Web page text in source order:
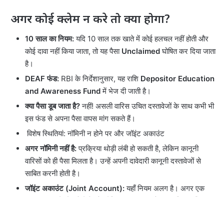
अगर कोई क्लेम न करे तो क्या होगा?
10 साल का नियम:यदि 10 साल तक खाते में कोई हलचल नहीं होती और
कोई दावा नहीं किया जाता, तो यह पैसा Unclaimedघोषित कर दिया जाता
है।
DEAF फंड: RBI के निर्देशानुसार, यह राशि Depositor Education
and Awareness Fundमें भेज दी जाती है।
क्या पैसा डूब जाता है?नहीं! असली वारिस उचित दस्तावेजों के साथ कभी भी
इस फंड से अपना पैसा वापस मांग सकते हैं।
विशेष स्थितियां: नॉमिनी न होने पर और जॉइंट अकाउंट
अगर नॉमिनी नहीं है:प्रक्रिया थोड़ी लंबी हो सकती है, लेकिन कानूनी
वारिसों को ही पैसा मिलता है। उन्हें अपनी दावेदारी कानूनी दस्तावेजों से
साबित करनी होती है।
जॉइंट अकाउंट (Joint Account):यहाँ नियम अलग है। अगर एक